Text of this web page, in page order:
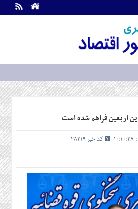
اربعین فراهم شده است
کد خبر 28219